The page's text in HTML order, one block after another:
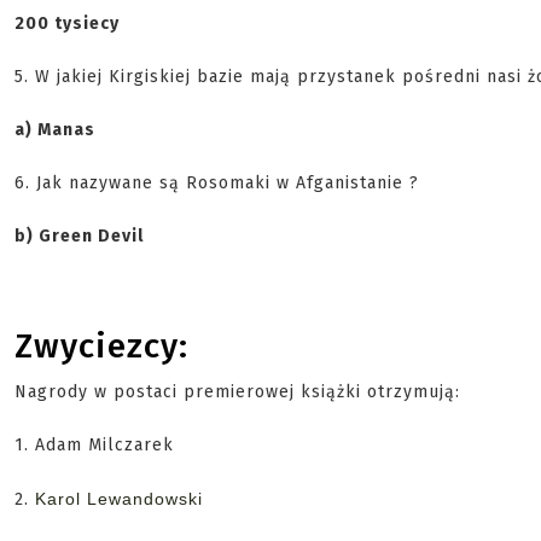
200 tysiecy
5. W jakiej Kirgiskiej bazie mają przystanek pośredni nasi
a) Manas
6. Jak nazywane są Rosomaki w Afganistanie ?
b) Green Devil
Zwyciezcy:
Nagrody w postaci premierowej książki otrzymują:
1. Adam Milczarek
2. Karol Lewandowski